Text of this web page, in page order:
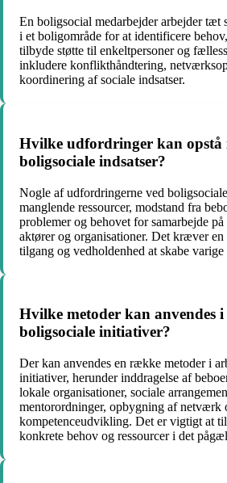
En boligsocial medarbejder arbejder tæt
i et boligområde for at identificere
tilbyde støtte til enkeltpersoner og
inkludere konflikthåndtering,
koordinering af sociale indsatser.
Hvilke udfordringer kan opstå
boligsociale indsatser?
Nogle af udfordringerne ved
manglende ressourcer, modstand fra
problemer og behovet for samarbejde
aktører og organisationer. Det kræver en
tilgang og vedholdenhed at skabe
Hvilke metoder kan anvendes
boligsociale initiativer?
Der kan anvendes en række metoder i
initiativer, herunder inddragelse af
lokale organisationer, sociale
mentorordninger, opbygning af netværk
kompetenceudvikling. Det er vigtigt at
konkrete behov og ressourcer i det